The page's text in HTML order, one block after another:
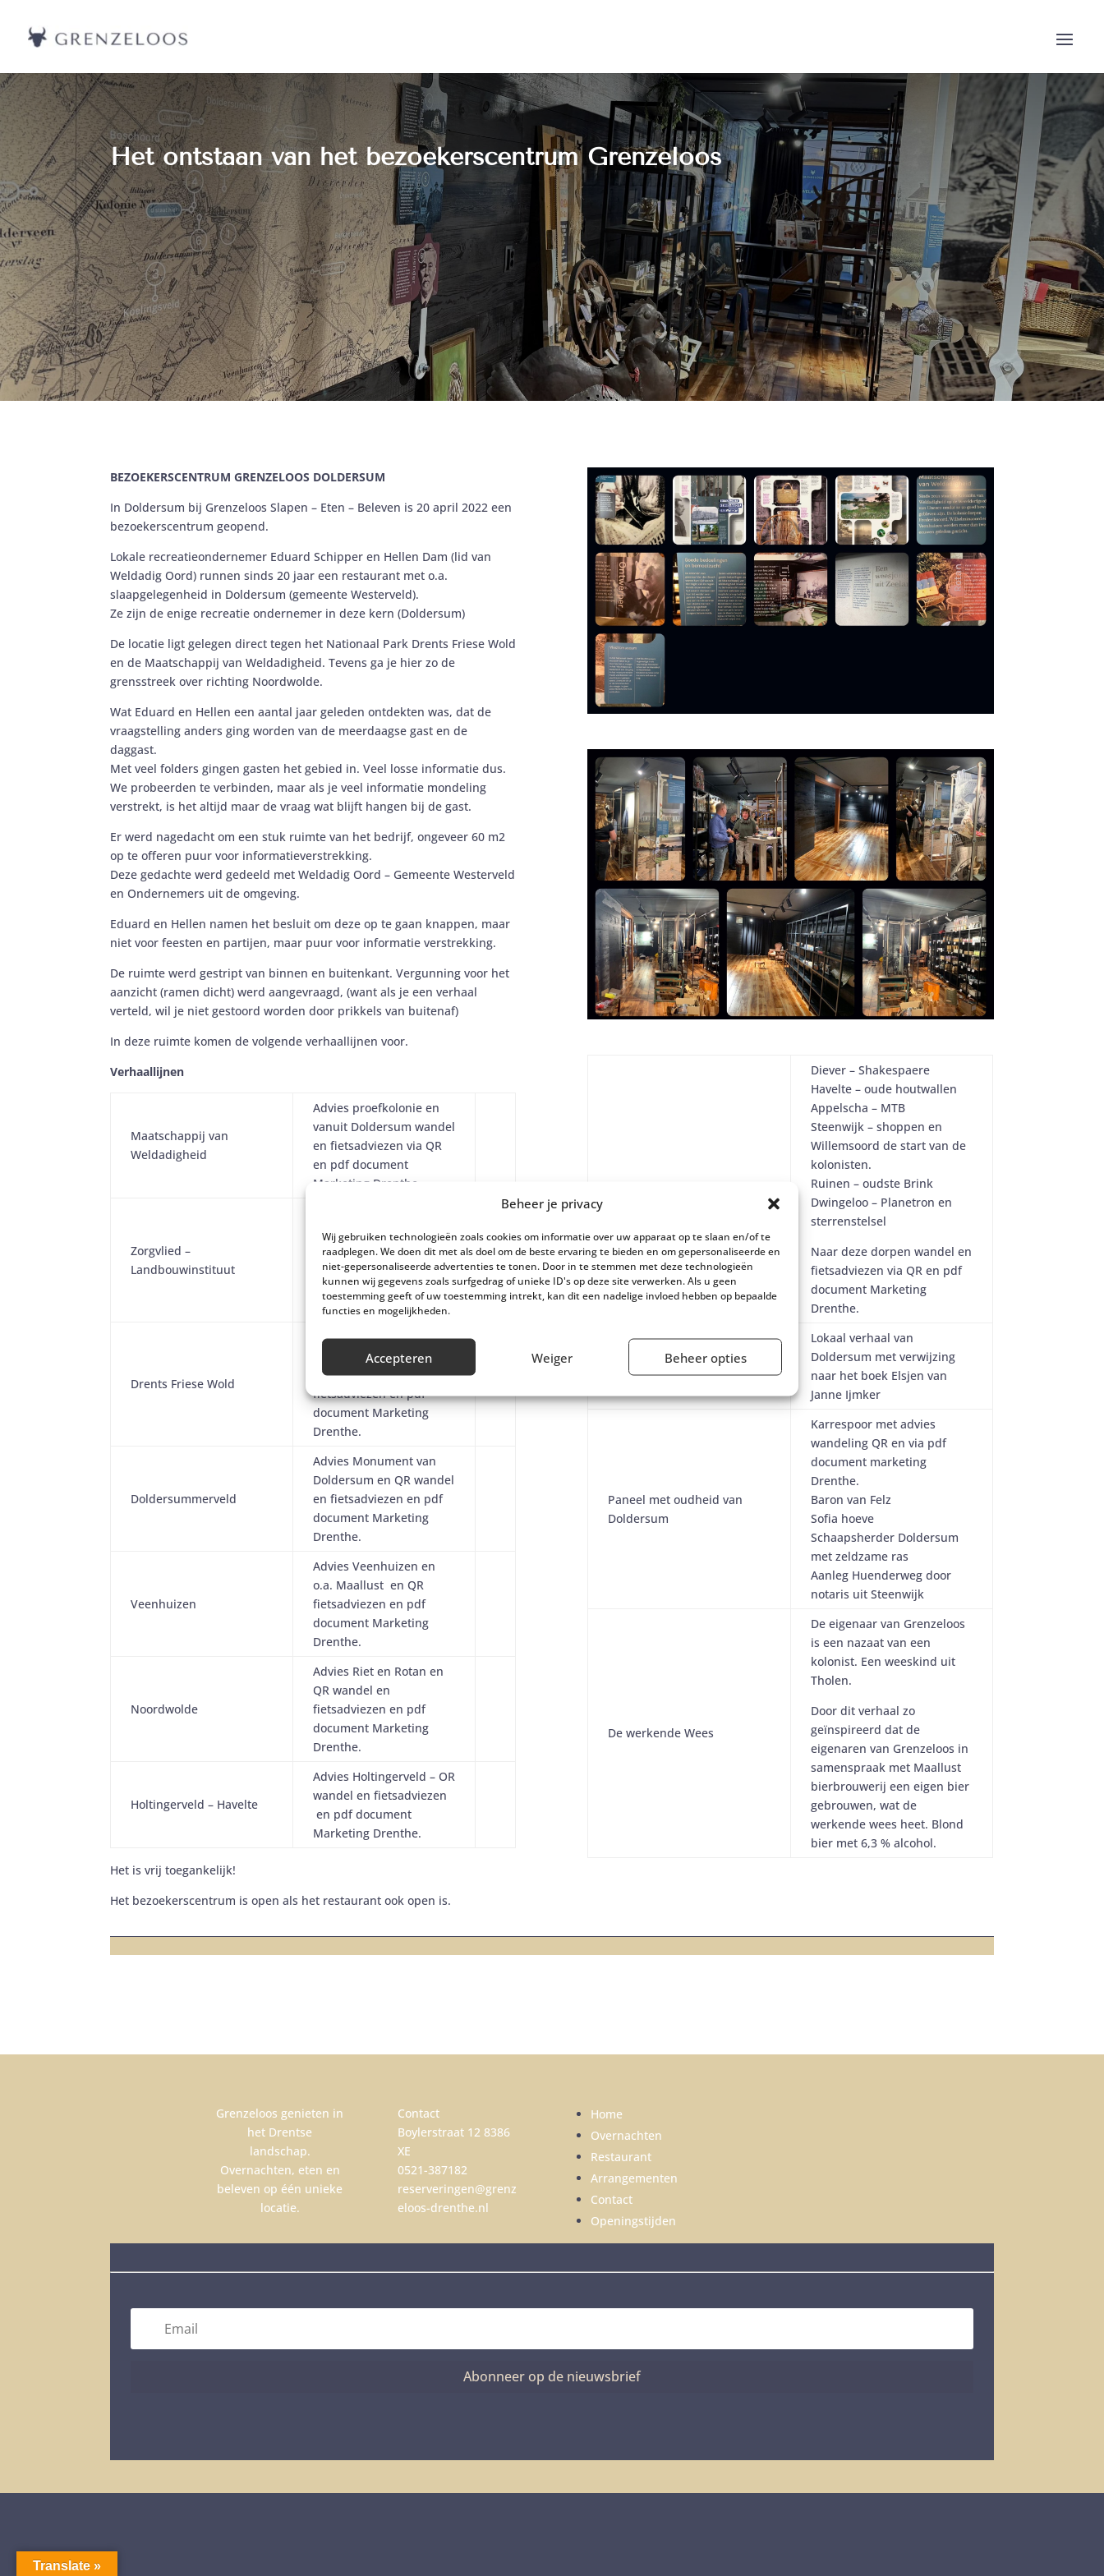
Beheer je privacy
Wij gebruiken technologieën zoals cookies om informatie over uw apparaat op te slaan en/of te
raadplegen. We doen dit met als doel om de beste ervaring te bieden en om gepersonaliseerde en
niet-gepersonaliseerde advertenties te tonen. Door in te stemmen met deze technologieën
kunnen wij gegevens zoals surfgedrag of unieke ID's op deze site verwerken. Als u geen
toestemming geeft of uw toestemming intrekt, kan dit een nadelige invloed hebben op bepaalde
functies en mogelijkheden.
Accepteren Weiger Beheer opties
Het ontstaan van het bezoekerscentrum Grenzeloos
BEZOEKERSCENTRUM GRENZELOOS DOLDERSUM
In Doldersum bij Grenzeloos Slapen – Eten – Beleven is 20 april 2022 een
bezoekerscentrum geopend.
Lokale recreatieondernemer Eduard Schipper en Hellen Dam (lid van
Weldadig Oord) runnen sinds 20 jaar een restaurant met o.a.
slaapgelegenheid in Doldersum (gemeente Westerveld).
Ze zijn de enige recreatie ondernemer in deze kern (Doldersum)
De locatie ligt gelegen direct tegen het Nationaal Park Drents Friese Wold
en de Maatschappij van Weldadigheid. Tevens ga je hier zo de
grensstreek over richting Noordwolde.
Wat Eduard en Hellen een aantal jaar geleden ontdekten was, dat de
vraagstelling anders ging worden van de meerdaagse gast en de
daggast.
Met veel folders gingen gasten het gebied in. Veel losse informatie dus.
We probeerden te verbinden, maar als je veel informatie mondeling
verstrekt, is het altijd maar de vraag wat blijft hangen bij de gast.
Er werd nagedacht om een stuk ruimte van het bedrijf, ongeveer 60 m2
op te offeren puur voor informatieverstrekking.
Deze gedachte werd gedeeld met Weldadig Oord – Gemeente Westerveld
en Ondernemers uit de omgeving.
Eduard en Hellen namen het besluit om deze op te gaan knappen, maar
niet voor feesten en partijen, maar puur voor informatie verstrekking.
De ruimte werd gestript van binnen en buitenkant. Vergunning voor het
aanzicht (ramen dicht) werd aangevraagd, (want als je een verhaal
verteld, wil je niet gestoord worden door prikkels van buitenaf)
In deze ruimte komen de volgende verhaallijnen voor.
Verhaallijnen
Maatschappij van
Weldadigheid
Advies proefkolonie en
vanuit Doldersum wandel
en fietsadviezen via QR
en pdf document
Marketing Drenthe.
Zorgvlied –
Landbouwinstituut
fietstochten via QR naar
Zorgvlied, daar waar
landbouwinstituut heeft
gestaan en pdf document
Marketing Drenthe.
Drents Friese Wold
Advies uitkijktoren in
Doldersum en Appelscha
en via QR wandel en
fietsadviezen en pdf
document Marketing
Drenthe.
Doldersummerveld
Advies Monument van
Doldersum en QR wandel
en fietsadviezen en pdf
document Marketing
Drenthe.
Veenhuizen
Advies Veenhuizen en
o.a. Maallust en QR
fietsadviezen en pdf
document Marketing
Drenthe.
Noordwolde
Advies Riet en Rotan en
QR wandel en
fietsadviezen en pdf
document Marketing
Drenthe.
Holtingerveld – Havelte
Advies Holtingerveld – OR
wandel en fietsadviezen
en pdf document
Marketing Drenthe.
Het is vrij toegankelijk!
Het bezoekerscentrum is open als het restaurant ook open is.
Diever – Shakespaere
Havelte – oude houtwallen
Appelscha – MTB
Steenwijk – shoppen en
Willemsoord de start van de
kolonisten.
Ruinen – oudste Brink
Dwingeloo – Planetron en
sterrenstelsel
Naar deze dorpen wandel en
fietsadviezen via QR en pdf
document Marketing
Drenthe.
Elsjen Roelofs
Lokaal verhaal van
Doldersum met verwijzing
naar het boek Elsjen van
Janne Ijmker
Paneel met oudheid van
Doldersum
Karrespoor met advies
wandeling QR en via pdf
document marketing
Drenthe.
Baron van Felz
Sofia hoeve
Schaapsherder Doldersum
met zeldzame ras
Aanleg Huenderweg door
notaris uit Steenwijk
De werkende Wees
De eigenaar van Grenzeloos
is een nazaat van een
kolonist. Een weeskind uit
Tholen.
Door dit verhaal zo
geïnspireerd dat de
eigenaren van Grenzeloos in
samenspraak met Maallust
bierbrouwerij een eigen bier
gebrouwen, wat de
werkende wees heet. Blond
bier met 6,3 % alcohol.
Grenzeloos genieten in
het Drentse
landschap.
Overnachten, eten en
beleven op één unieke
locatie.
Contact
Boylerstraat 12 8386
XE
0521-387182
reserveringen@grenz
eloos-drenthe.nl
Home
Overnachten
Restaurant
Arrangementen
Contact
Openingstijden
Abonneer op de nieuwsbrief
Translate »